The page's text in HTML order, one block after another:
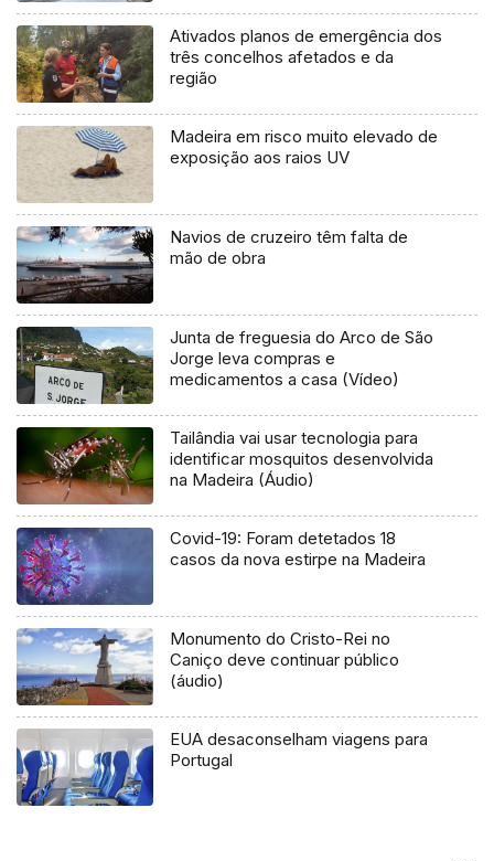
Ativados planos de emergência dos
três concelhos afetados e da
região
Madeira em risco muito elevado de
exposição aos raios UV
Navios de cruzeiro têm falta de
mão de obra
Junta de freguesia do Arco de São
Jorge leva compras e
medicamentos a casa (Vídeo)
Tailândia vai usar tecnologia para
identificar mosquitos desenvolvida
na Madeira (Áudio)
Covid-19: Foram detetados 18
casos da nova estirpe na Madeira
Monumento do Cristo-Rei no
Caniço deve continuar público
(áudio)
EUA desaconselham viagens para
Portugal